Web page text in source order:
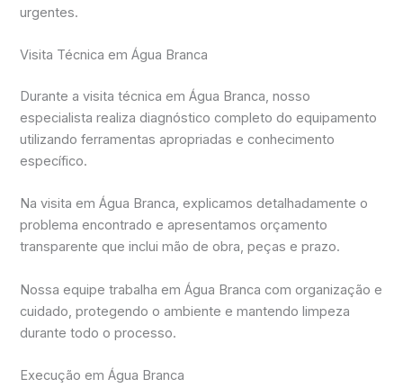
urgentes.
Visita Técnica em Água Branca
Durante a visita técnica em Água Branca, nosso
especialista realiza diagnóstico completo do equipamento
utilizando ferramentas apropriadas e conhecimento
específico.
Na visita em Água Branca, explicamos detalhadamente o
problema encontrado e apresentamos orçamento
transparente que inclui mão de obra, peças e prazo.
Nossa equipe trabalha em Água Branca com organização e
cuidado, protegendo o ambiente e mantendo limpeza
durante todo o processo.
Execução em Água Branca